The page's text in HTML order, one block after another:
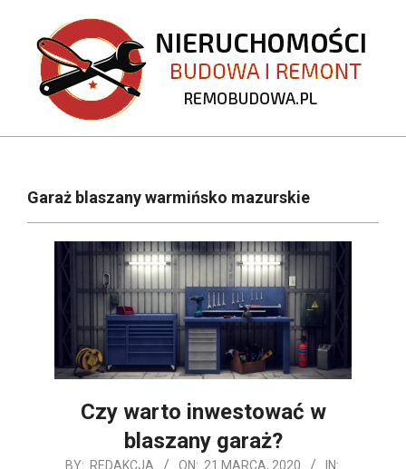
content
REMOBUDOWA.PL
NavigationGaraż blaszany warmińsko mazurskie
Czy warto inwestować w
blaszany garaż?
2020-
BY: REDAKCJA ON: 21 MARCA, 2020
IN: